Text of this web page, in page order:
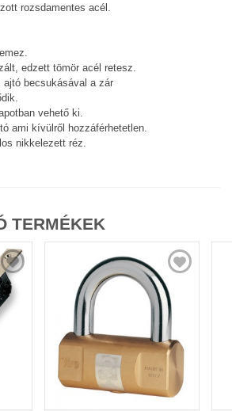
rozsdamentes acél.
edzett tömör acél retesz.
becsukásával a zár
vehető ki.
ami kívülről hozzáférhetetlen.
nikkelezett réz.
TERMÉKEK